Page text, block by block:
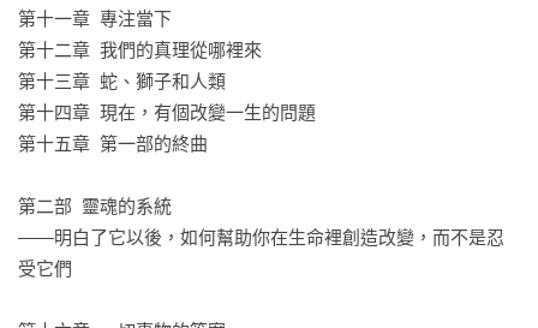
第十一章  專注當下
第十二章  我們的真理從哪裡來
第十三章  蛇、獅子和人類
第十四章  現在，有個改變一生的問題
第十五章  第一部的終曲
第二部  靈魂的系統
——明白了它以後，如何幫助你在生命裡創造改變，而不是忍
受它們